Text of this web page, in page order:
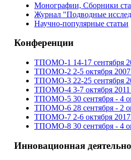
Монографии, Сборники
Журнал "Подводные
Научно-популярные статьи
Конференции
ТПОМО-1 14-17 сентября
ТПОМО-2 2-5 октября 2007
ТПОМО-3 22-25 сентября
ТПОМО-4 3-7 октября 2011
ТПОМО-5 30 сентября - 4
ТПОМО-6 28 сентября - 2
ТПОМО-7 2-6 октября 2017
ТПОМО-8 30 сентября - 4
Инновационная